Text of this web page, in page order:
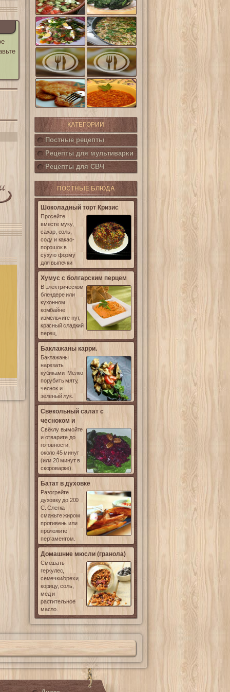
(Салат
Кампестре)
шпинат
Французский
салат Нисуаз
Ленивые
кабачки
Овощная
запеканка из
кабачков и
баклажанов
Салат из печени
трески с
каперсами
Картофельные
котлетки с
кукурузой
Горошница
КАТЕГОРИИ
Постные рецепты
Рецепты для мультиварки
Рецепты для СВЧ
ПОСТНЫЕ БЛЮДА
Шоколадный торт Кризис
Просейте
вместе муку,
сахар, соль,
соду и какао-
порошок в
сухую форму
для выпечки
Хумус с болгарским перцем
В электрическом
блендере или
кухонном
комбайне
измельчите нут,
красный сладкий
перец,
Баклажаны карри.
Баклажаны
нарезать
кубиками. Мелко
порубить мяту,
чеснок и
зеленый лук.
Свекольный салат с
чесноком и
Свёклу вымойте
и отварите до
готовности,
около 45 минут
(или 20 минут в
скороварке).
Батат в духовке
Разогрейте
духовку до 200
С. Слегка
смажьте жиром
противень или
проложите
пергаментом.
Домашние мюсли (гранола)
Смешать
геркулес,
семечки/орехи,
корицу, соль,
мед и
растительное
масло.